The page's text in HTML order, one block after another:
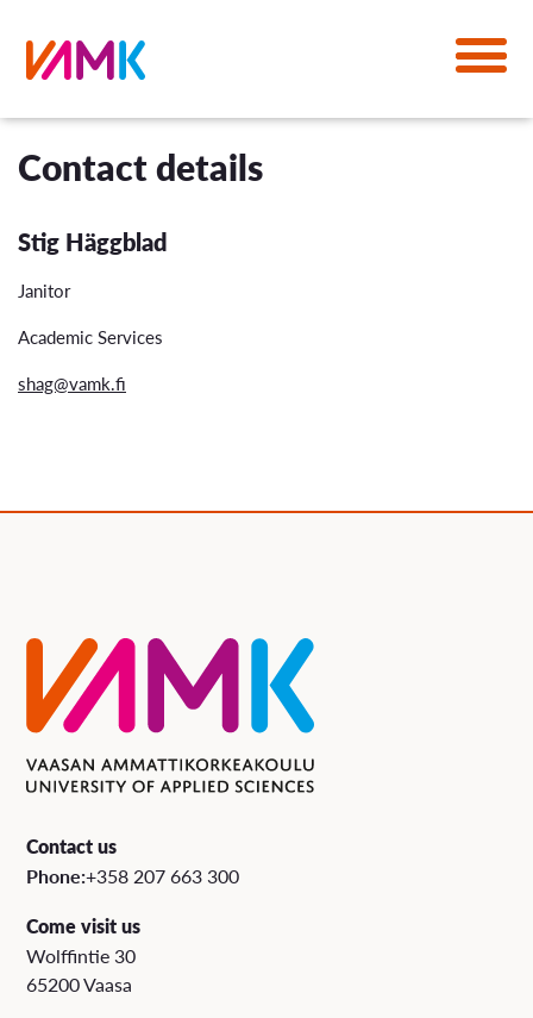
Contact details
Stig Häggblad
Janitor
Academic Services
shag@vamk.fi
Contact us
Phone:+358 207 663 300
Come visit us
Wolffintie 30
65200 Vaasa